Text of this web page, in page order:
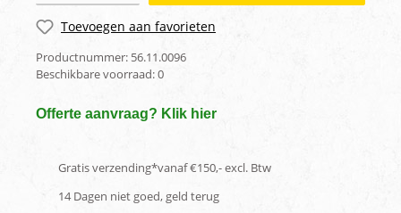
Toevoegen aan favorieten
Productnummer: 56.11.0096
Beschikbare voorraad:0
Offerte aanvraag? Klik hier
Gratis verzending*vanaf €150,- excl. Btw
14 Dagen niet goed, geld terug